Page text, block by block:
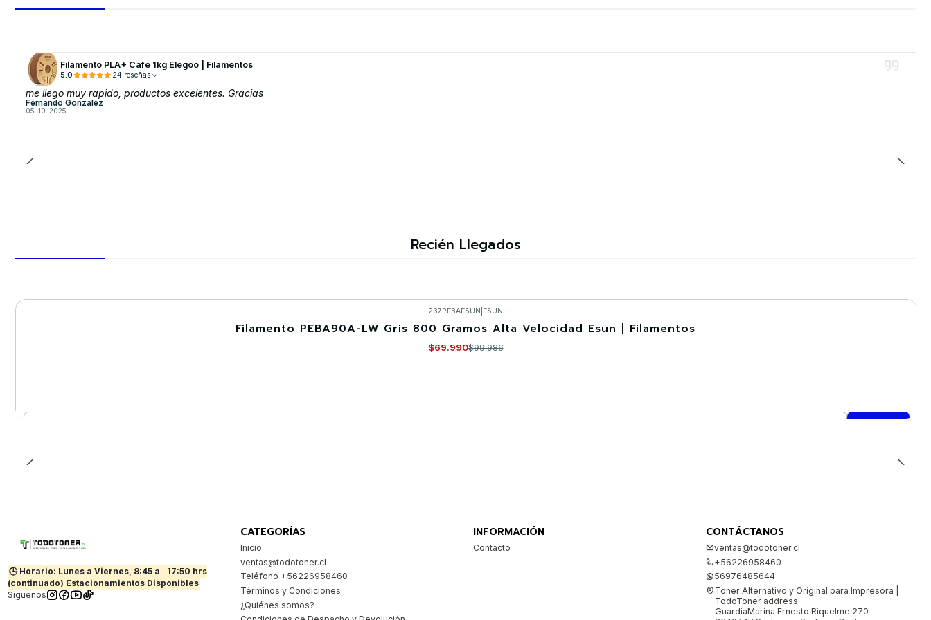
Filamento PLA+ Café 1kg Elegoo | Filamentos
5.0 24 reseñas
me llego muy rapido, productos excelentes. Gracias
Fernando Gonzalez
05-10-2025
Recién Llegados
237PEBAESUN ESUN
Filamento PEBA90A-LW Gris 800 Gramos Alta Velocidad Esun | Filamentos
$69.990$99.986
🕒 Horario: Lunes a Viernes, 8:45 a
17:50 hrs
(continuado) Estacionamientos Disponibles
Síguenos
CATEGORÍAS
Inicio
ventas@todotoner.cl
Teléfono +56226958460
Términos y Condiciones
¿Quiénes somos?
INFORMACIÓN
Contacto
CONTÁCTANOS
ventas@todotoner.cl
+56226958460
56976485644
Toner Alternativo y Original para Impresora |
TodoToner address
GuardiaMarina Ernesto Riquelme 270